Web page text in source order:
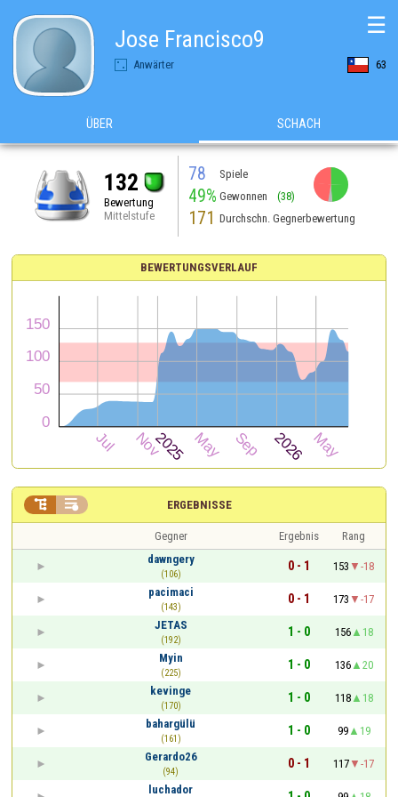
Jose Francisco9
Anwärter 63
☰
ÜBER SCHACH
132
Bewertung
Mittelstufe
78 Spiele
49% Gewonnen (38)
171 Durchschn. Gegnerbewertung
BEWERTUNGSVERLAUF
ERGEBNISSE
 
Gegner Ergebnis
Rang
dawngery
(106)
0 - 1 153
-18
pacimaci
(143)
0 - 1 173
-17
JETAS
(192)
1 - 0 156
18
Myin
(225)
1 - 0 136
20
kevinge
(170)
1 - 0 118
18
bahargülü
(161)
1 - 0 99
19
Gerardo26
(94)
0 - 1 117
-17
luchador